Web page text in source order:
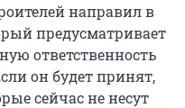
направил в
предусматривает
ответственность
он будет принят,
сейчас не несут